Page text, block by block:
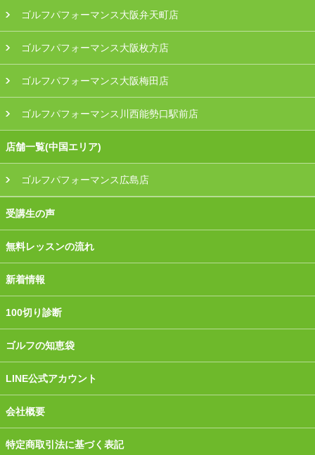
ゴルフパフォーマンス大阪弁天町店
ゴルフパフォーマンス大阪枚方店
ゴルフパフォーマンス大阪梅田店
ゴルフパフォーマンス川西能勢口駅前店
店舗一覧(中国エリア)
ゴルフパフォーマンス広島店
受講生の声
無料レッスンの流れ
新着情報
100切り診断
ゴルフの知恵袋
LINE公式アカウント
会社概要
特定商取引法に基づく表記